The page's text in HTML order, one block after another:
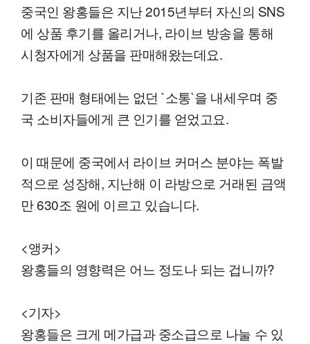
중국인 왕홍들은 지난 2015년부터 자신의 SNS
에 상품 후기를 올리거나, 라이브 방송을 통해
시청자에게 상품을 판매해왔는데요.
기존 판매 형태에는 없던 `소통`을 내세우며 중
국 소비자들에게 큰 인기를 얻었고요.
이 때문에 중국에서 라이브 커머스 분야는 폭발
적으로 성장해, 지난해 이 라방으로 거래된 금액
만 630조 원에 이르고 있습니다.
<앵커>
왕홍들의 영향력은 어느 정도나 되는 겁니까?
<기자>
왕홍들은 크게 메가급과 중소급으로 나눌 수 있